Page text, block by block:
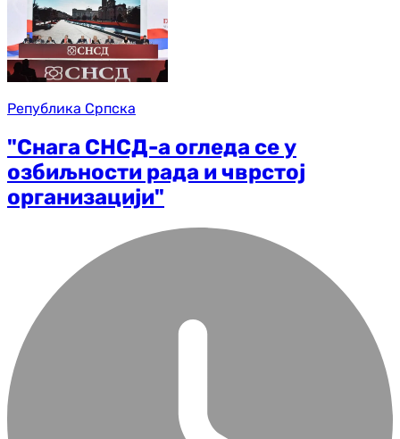
Република Српска
"Снага СНСД-а огледа се у
озбиљности рада и чврстој
организацији"